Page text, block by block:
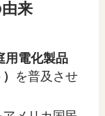
来
用電化製品
を普及させ